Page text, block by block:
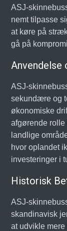
ASJ-
nemt tilpasse
at køre på
gå på
Anvendelse
ASJ-
sekundære og
økonomiske
afgørende
landlige
hvor oplandet
investeringer i
Historisk
ASJ-
skandinavisk
at udvikle